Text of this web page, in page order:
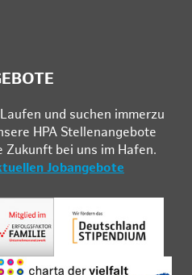
und su­chen im­mer­zu
HPA Stel­len­an­ge­bo­te
bei uns im Ha­fen.
Jobangebote